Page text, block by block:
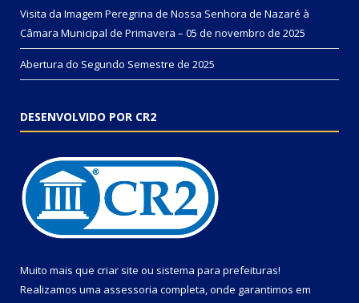
Visita da Imagem Peregrina de Nossa Senhora de Nazaré à
Câmara Municipal de Primavera – 05 de novembro de 2025
Abertura do Segundo Semestre de 2025
DESENVOLVIDO POR CR2
Muito mais que criar site ou sistema para prefeituras!
Realizamos uma assessoria completa, onde garantimos em